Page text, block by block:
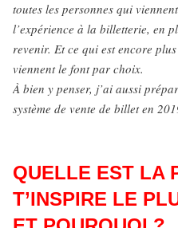
toutes les personnes qui
l’expérience à la billetterie, en
revenir. Et ce qui est encore
viennent le font par choix.
À bien y penser, j’ai aussi
système de vente de billet en
QUELLE EST LA
T’INSPIRE LE